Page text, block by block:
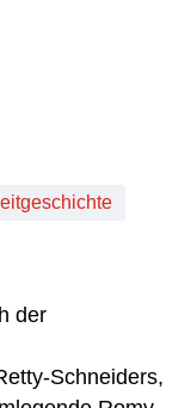
der
Schneiders,